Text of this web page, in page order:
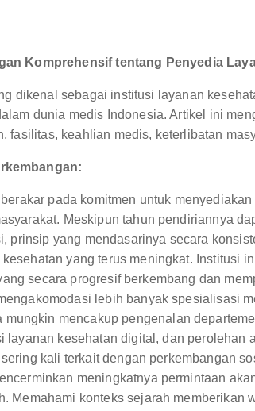
Komprehensif tentang Penyedia
dikenal sebagai institusi layanan
dunia medis Indonesia. Artikel ini
fasilitas, keahlian medis, keterlibatan
pada komitmen untuk
Meskipun tahun pendiriannya
prinsip yang mendasarinya secara
yang terus meningkat. Institusi
secara progresif berkembang dan
lebih banyak spesialisasi
mungkin mencakup pengenalan
layanan kesehatan digital, dan perolehan
kali terkait dengan perkembangan
meningkatnya permintaan
Memahami konteks sejarah memberikan